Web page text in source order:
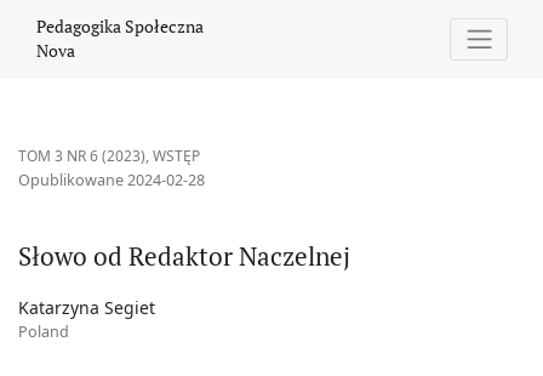
Pedagogika Społeczna
Nova
TOM 3 NR 6 (2023),WSTĘP
Słowo od Redaktor Naczelnej
Opublikowane 2024-02-28
Katarzyna Segiet
Poland